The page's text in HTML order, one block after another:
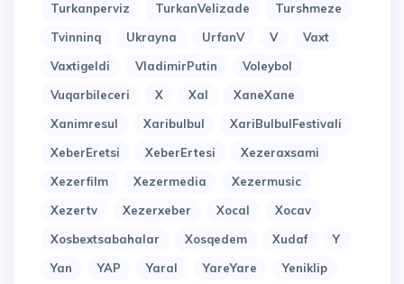
Turkanperviz
TurkanVelizade
Turshmeze
Tvinninq
Ukrayna UrfanV V
Vaxt
Vaxtigeldi
VladimirPutin
Voleybol
Vuqarbileceri
X Xal
XaneXane
Xanimresul
Xaribulbul
XariBulbulFestivali
XeberEretsi
XeberErtesi
Xezeraxsami
Xezerfilm
Xezermedia
Xezermusic
Xezertv
Xezerxeber Xocal
Xocav
Xosbextsabahalar
Xosqedem Xudaf
Y
Yan
YAP Yaral YareYare
Yeniklip